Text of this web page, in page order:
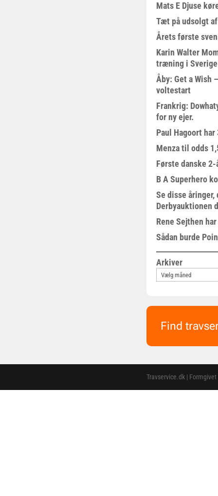
Mats E Djuse
Tæt på udsolgt
Årets første
Karin Walter
træning i Sverige
Åby: Get a Wish
voltestart
Frankrig:
for ny ejer.
Paul Hagoort
Menza til odds
Første danske
B A Superhero
Se disse
Derbyauktionen
Rene Sejthen
Sådan burde
Arkiver
Find
Travservice.dk |